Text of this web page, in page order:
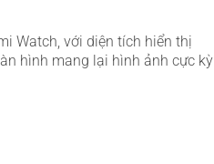
Watch, với diện tích hiển thị
hình mang lại hình ảnh cực kỳ